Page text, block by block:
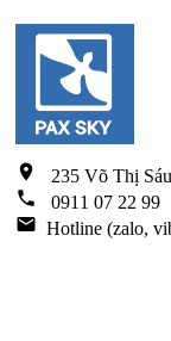
location_on 235 Võ Thị
phone 0911 07 22 99
email Hotline (zalo,